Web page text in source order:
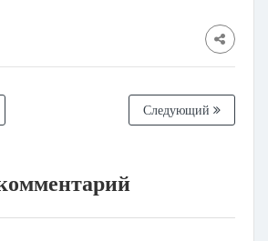
Следующий